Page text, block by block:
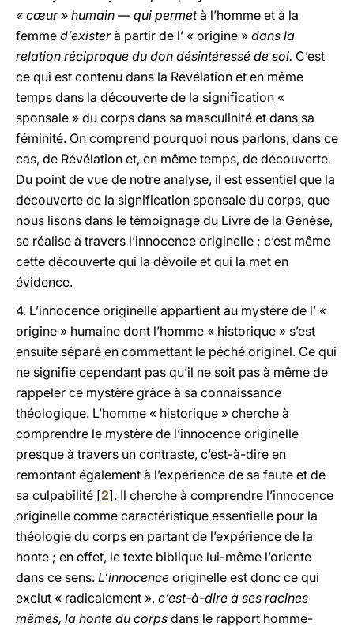
« cœur » humain — qui permetà l’homme et à la
femme d’existerà partir de l’ « origine » dans la
relation réciproque du don désintéressé de soi. C’est
ce qui est contenu dans la Révélation et en même
temps dans la découverte de la signification «
sponsale » du corps dans sa masculinité et dans sa
féminité. On comprend pourquoi nous parlons, dans ce
cas, de Révélation et, en même temps, de découverte.
Du point de vue de notre analyse, il est essentiel que la
découverte de la signification sponsale du corps, que
nous lisons dans le témoignage du Livre de la Genèse,
se réalise à travers l’innocence originelle ; c’est même
cette découverte qui la dévoile et qui la met en
évidence.
4. L’innocence originelle appartient au mystère de l’ «
origine » humaine dont l’homme « historique » s’est
ensuite séparé en commettant le péché originel. Ce qui
ne signifie cependant pas qu’il ne soit pas à même de
rappeler ce mystère grâce à sa connaissance
théologique. L’homme « historique » cherche à
comprendre le mystère de l’innocence originelle
presque à travers un contraste, c’est-à-dire en
remontant également à l’expérience de sa faute et de
sa culpabilité [2]. Il cherche à comprendre l’innocence
originelle comme caractéristique essentielle pour la
théologie du corps en partant de l’expérience de la
honte ; en effet, le texte biblique lui-même l’oriente
dans ce sens. L’innocence originelle est donc ce qui
exclut « radicalement », c’est-à-dire à ses racines
mêmes, la honte du corps dans le rapport homme-